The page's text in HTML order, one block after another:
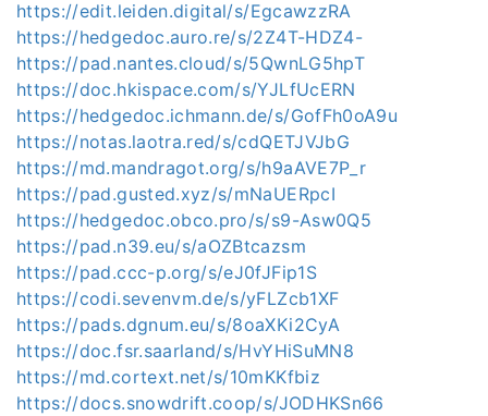
https://edit.leiden.digital/s/EgcawzzRA
https://hedgedoc.auro.re/s/2Z4T-HDZ4-
https://pad.nantes.cloud/s/5QwnLG5hpT
https://doc.hkispace.com/s/YJLfUcERN
https://hedgedoc.ichmann.de/s/GofFh0oA9u
https://notas.laotra.red/s/cdQETJVJbG
https://md.mandragot.org/s/h9aAVE7P_r
https://pad.gusted.xyz/s/mNaUERpcI
https://hedgedoc.obco.pro/s/s9-Asw0Q5
https://pad.n39.eu/s/aOZBtcazsm
https://pad.ccc-p.org/s/eJ0fJFip1S
https://codi.sevenvm.de/s/yFLZcb1XF
https://pads.dgnum.eu/s/8oaXKi2CyA
https://doc.fsr.saarland/s/HvYHiSuMN8
https://md.cortext.net/s/10mKKfbiz
https://docs.snowdrift.coop/s/JODHKSn66